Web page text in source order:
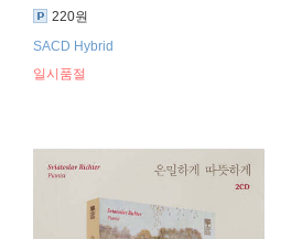
220원
일시품절
SACD Hybrid